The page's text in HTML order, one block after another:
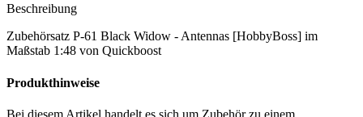
Beschreibung
Zubehörsatz P-61 Black Widow - Antennas [HobbyBoss] im
Maßstab 1:48 von Quickboost
Produkthinweise
Bei diesem Artikel handelt es sich um Zubehör zu einem